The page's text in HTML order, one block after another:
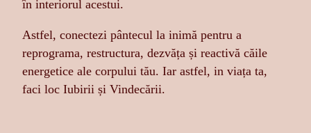
în interiorul acestui.
Astfel, conectezi pântecul la inimă pentru a
reprograma, restructura, dezvăța și reactivă căile
energetice ale corpului tău. Iar astfel, in viața ta,
faci loc Iubirii și Vindecării.